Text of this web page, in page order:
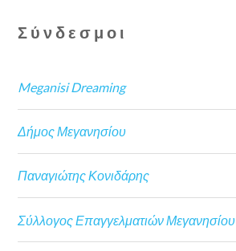
Σύνδεσμοι
Meganisi Dreaming
Δήμος Μεγανησίου
Παναγιώτης Κονιδάρης
Σύλλογος Επαγγελματιών Μεγανησίου